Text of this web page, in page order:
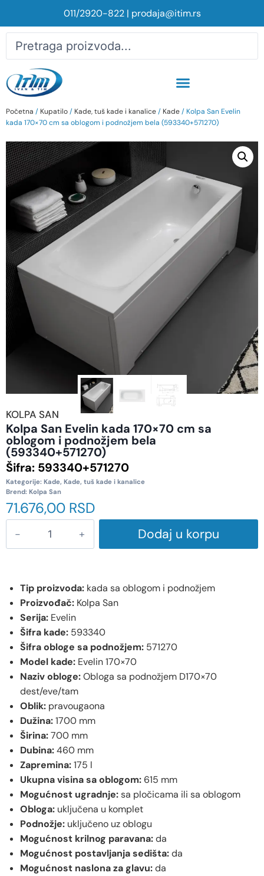
011/2920-822| prodaja@itim.rs
Početna / Kupatilo/ Kade, tuš kade i kanalice/ Kade/ Kolpa San Evelin
kada 170×70 cm sa oblogom i podnožjem bela (593340+571270)
KOLPA SAN
Kolpa San Evelin kada 170×70 cm sa
oblogom i podnožjem bela
(593340+571270)
Šifra: 593340+571270
Kategorije: Kade, Kade, tuš kade i kanalice
Brend: Kolpa San
71.676,00 RSD
Dodaj u korpu
Tip proizvoda: kada sa oblogom i podnožjem
Proizvođač: Kolpa San
Serija: Evelin
Šifra kade: 593340
Šifra obloge sa podnožjem: 571270
Model kade: Evelin 170×70
Naziv obloge:Obloga sa podnožjem D170×70
dest/eve/tam
Oblik: pravougaona
Dužina:1700 mm
Širina:700 mm
Dubina:460 mm
Zapremina:175 l
Ukupna visina sa oblogom: 615 mm
Mogućnost ugradnje:sa pločicama ili sa oblogom
Obloga: uključena u komplet
Podnožje: uključeno uz oblogu
Mogućnost krilnog paravana:da
Mogućnost postavljanja sedišta:da
Mogućnost naslona za glavu:da